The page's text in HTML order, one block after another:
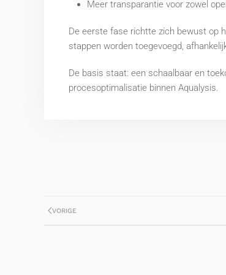
Meer transparantie voor zowel
De eerste fase richtte zich bewust op
stappen worden toegevoegd,
De basis staat: een schaalbaar en
procesoptimalisatie binnen Aqualysis.
VORIGE